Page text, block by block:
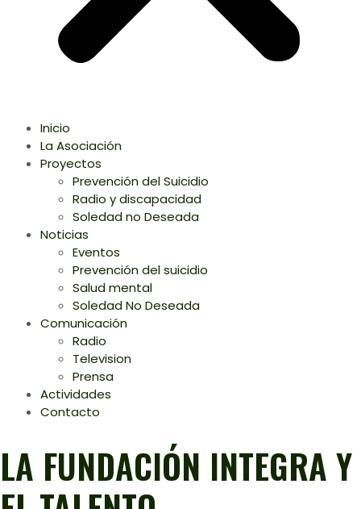
Inicio
La Asociación
Proyectos
Prevención del Suicidio
Radio y discapacidad
Soledad no Deseada
Noticias
Eventos
Prevención del suicidio
Salud mental
Soledad No Deseada
Comunicación
Radio
Television
Prensa
Actividades
Contacto
LA FUNDACIÓN INTEGRA Y